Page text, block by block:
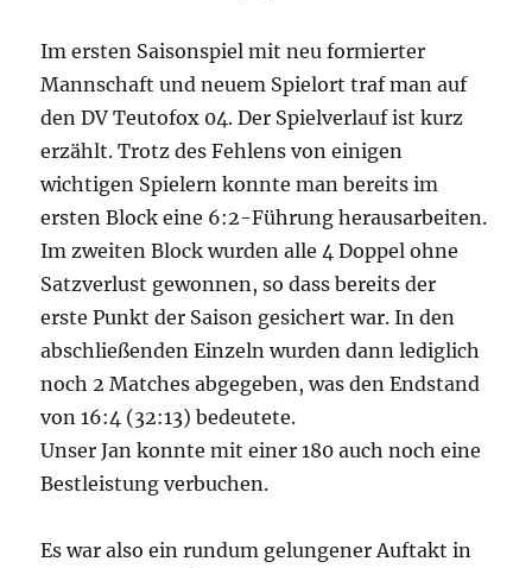
Im ersten Saisonspiel mit neu formierter
Mannschaft und neuem Spielort traf man auf
den DV Teutofox 04. Der Spielverlauf ist kurz
erzählt. Trotz des Fehlens von einigen
wichtigen Spielern konnte man bereits im
ersten Block eine 6:2-Führung herausarbeiten.
Im zweiten Block wurden alle 4 Doppel ohne
Satzverlust gewonnen, so dass bereits der
erste Punkt der Saison gesichert war. In den
abschließenden Einzeln wurden dann lediglich
noch 2 Matches abgegeben, was den Endstand
von 16:4 (32:13) bedeutete.
Unser Jan konnte mit einer 180 auch noch eine
Bestleistung verbuchen.
Es war also ein rundum gelungener Auftakt in